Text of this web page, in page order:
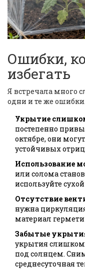
Ошибки,
избегать
Я встречала много
одни и те же
Укрытие
постепенно
октябре, они
устойчивых
Использование
или солома
используйте
Отсутствие
нужна
материал
Забытые
укрытия слишком
под солнцем.
среднесуточная